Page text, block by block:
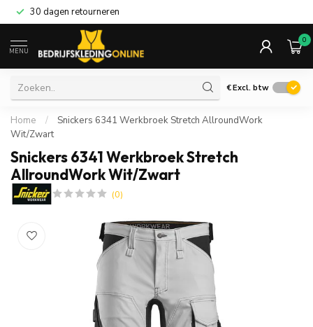
30 dagen retourneren
MENU
0
€Excl. btw
Home /
Snickers 6341 Werkbroek Stretch AllroundWork
Wit/Zwart
Snickers 6341 Werkbroek Stretch
AllroundWork Wit/Zwart
(0)